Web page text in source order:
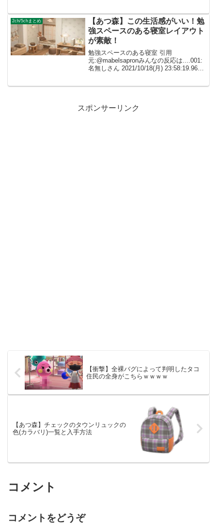
選択しても100%...
2ch/5chまとめ
【あつ森】この生活感がいい！勉
強スペースのある寝室レイアウト
が素敵！
勉強スペースのある寝室 引用
元:@mabelsapronみんなの反応は....001:
名無しさん 2021/10/18(月) 23:58:19.96
スポンサーリンク
【衝撃】全裸バグによって判明したタコ
住民の全身がこちらｗｗｗｗ
【あつ森】チェックのタウンリュックの
色(カラバリ)一覧と入手方法
コメント
コメントをどうぞ